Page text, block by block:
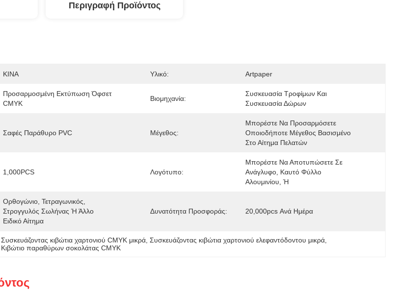
Περιγραφή Προϊόντος
ΚΙΝΑ Υλικό: Artpaper
Προσαρμοσμένη Εκτύπωση Όφσετ
CMYK
Βιομηχανία:
Συσκευασία Τροφίμων Και
Συσκευασία Δώρων
Σαφές Παράθυρο PVC Μέγεθος:
Μπορέστε Να Προσαρμόσετε
Οποιοδήποτε Μέγεθος Βασισμένο
Στο Αίτημα Πελατών
1,000PCS Λογότυπο:
Μπορέστε Να Αποτυπώσετε Σε
Ανάγλυφο, Καυτό Φύλλο
Αλουμινίου, Ή
Ορθογώνιο, Τετραγωνικός,
Στρογγυλός Σωλήνας Ή Άλλο
Ειδικό Αίτημα
Δυνατότητα Προσφοράς: 20,000pcs Ανά Ημέρα
Συσκευάζοντας κιβώτια χαρτονιού CMYK μικρά, Συσκευάζοντας κιβώτια χαρτονιού ελεφαντόδοντου μικρά,
Κιβώτιο παραθύρων σοκολάτας CMYK